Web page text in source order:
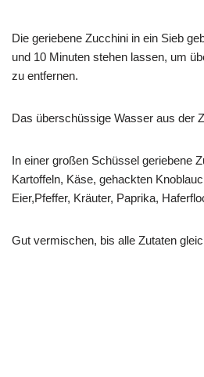
Die geriebene Zucchini in ein Sieb
und 10 Minuten stehen lassen, um
zu entfernen.
Das überschüssige Wasser aus der
In einer großen Schüssel geriebene
Kartoffeln, Käse, gehackten
Eier,Pfeffer, Kräuter, Paprika,
Gut vermischen, bis alle Zutaten